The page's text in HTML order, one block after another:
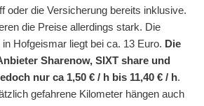
oder die Versicherung bereits inklusive.
die Preise allerdings stark. Die
Hofgeismar liegt bei ca. 13 Euro. Die
Sharenow, SIXT share und
nur ca 1,50 € / h bis 11,40 € / h.
gefahrene Kilometer hängen auch